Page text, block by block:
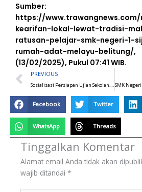
Sumber:
https://
kearifan-lokal-lewat-tradisi-
ratusan-pelajar-smk-negeri-1-
rumah-adat-melayu-
(13/02/2025), Pukul 07:41 WIB.
Prev
PREVIOUS
Facebook Twitter
WhatsApp Threads
Tinggalkan Komentar
Alamat email Anda tidak akan
wajib ditandai *